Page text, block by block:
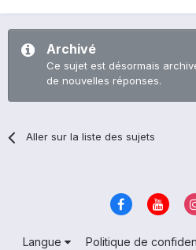
Archivé
Ce sujet est désormais
de nouvelles réponses.
Aller sur la liste des sujets
Langue Politique de